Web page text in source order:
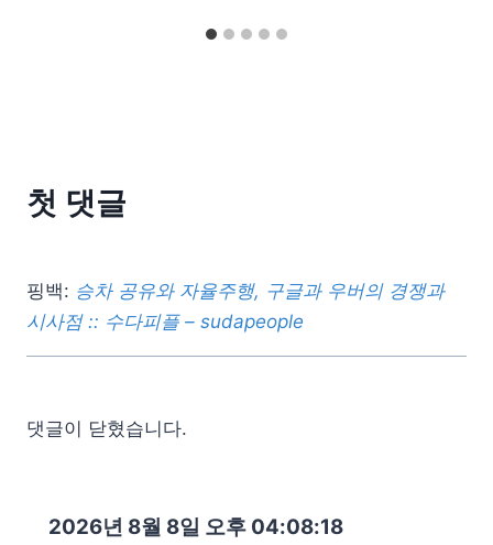
첫 댓글
핑백: 승차 공유와 자율주행, 구글과 우버의 경쟁과
시사점 :: 수다피플 – sudapeople
댓글이 닫혔습니다.
2026년 8월 8일 오후 04:08:20